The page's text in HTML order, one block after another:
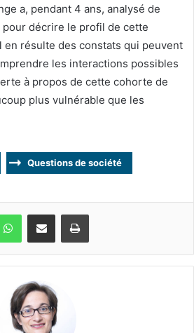
a, pendant 4 ans, analysé de
décrire le profil de cette
en résulte des constats qui peuvent
les interactions possibles
à propos de cette cohorte de
plus vulnérable que les
Questions de société
WhatsApp
Partagez par mail Imprimez